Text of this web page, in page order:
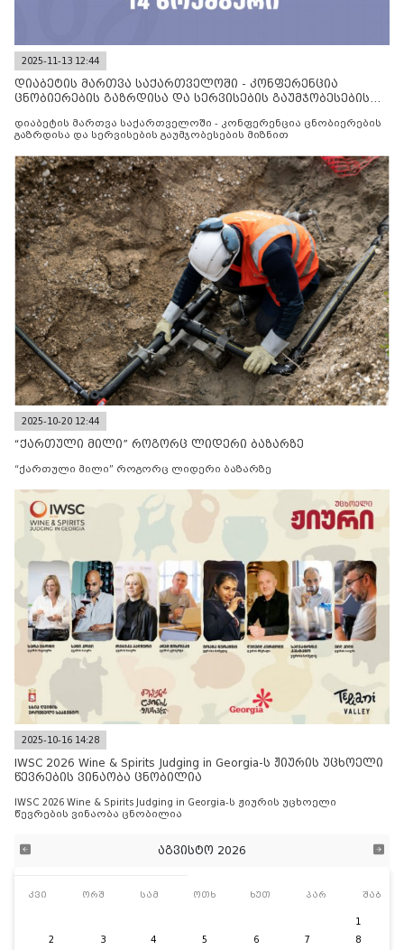
2025-11-13 12:44
დიაბეტის მართვა საქართველოში - კონფერენცია
ცნობიერების გაზრდისა და სერვისების გაუმჯობესების
დიაბეტის მართვა საქართველოში - კონფერენცია ცნობიერების
გაზრდისა და სერვისების გაუმჯობესების მიზნით
2025-10-20 12:44
“ქართული მილი” როგორც ლიდერი ბაზარზე
“ქართული მილი” როგორც ლიდერი ბაზარზე
2025-10-16 14:28
IWSC 2026 Wine & Spirits Judging in Georgia-ს ჟიურის უცხოელი
წევრების ვინაობა ცნობილია
IWSC 2026 Wine & Spirits Judging in Georgia-ს ჟიურის უცხოელი
წევრების ვინაობა ცნობილია
აგვისტო 2026
კვი ორშ სამ ოთხ ხუთ პარ შაბ
1
2
3 4 5 6 7
8